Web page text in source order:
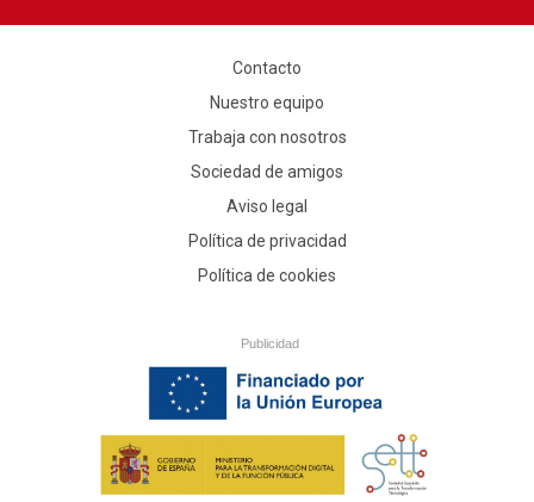
Contacto
Nuestro equipo
Trabaja con nosotros
Sociedad de amigos
Aviso legal
Política de privacidad
Política de cookies
Publicidad